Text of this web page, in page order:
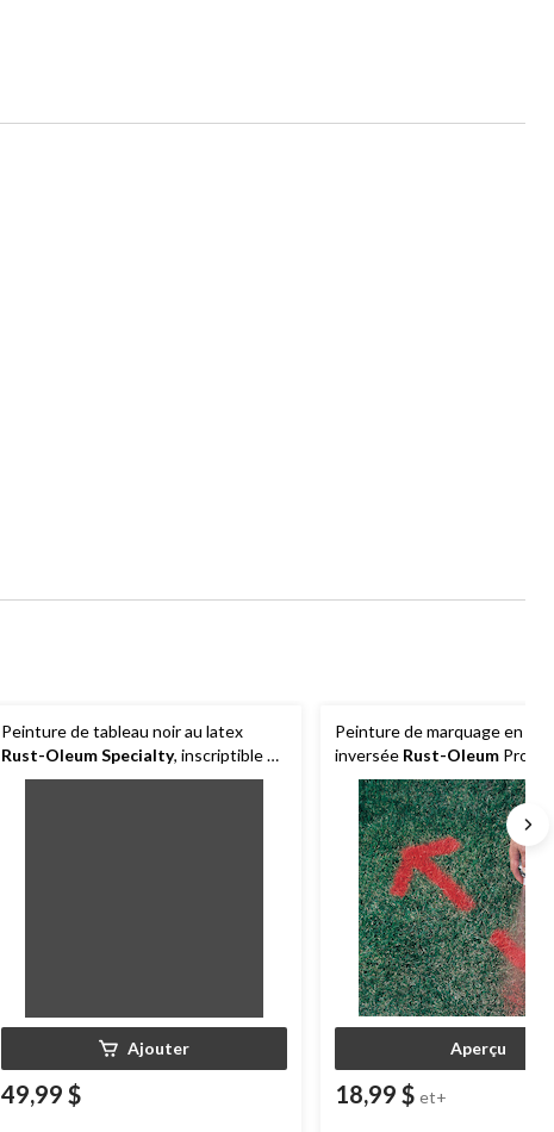
Peinture de tableau noir au latex
Rust-Oleum Specialty, inscriptible et
effaçable, noir, 887 mL/0,95 pte
Ajouter
49,99 $
Peinture de marquage en
inversée Rust-Oleum
426 g
Aperçu
18,99 $ et+